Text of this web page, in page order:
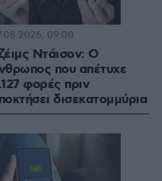
Ντάισον: Ο
που απέτυχε
φορές πριν
δισεκατομμύρια
09:00